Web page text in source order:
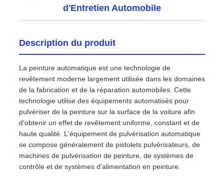
d'Entretien Automobile
Description du produit
La peinture automatique est une technologie de
revêtement moderne largement utilisée dans les domaines
de la fabrication et de la réparation automobiles. Cette
technologie utilise des équipements automatisés pour
pulvériser de la peinture sur la surface de la voiture afin
d'obtenir un effet de revêtement uniforme, constant et de
haute qualité. L'équipement de pulvérisation automatique
se compose généralement de pistolets pulvérisateurs, de
machines de pulvérisation de peinture, de systèmes de
contrôle et de systèmes d'alimentation en peinture.